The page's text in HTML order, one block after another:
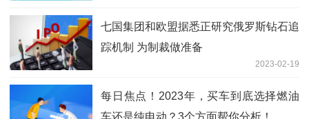
七国集团和欧盟据悉正研究俄罗斯钻石追
踪机制 为制裁做准备
2023-02-19
每日焦点！2023年，买车到底选择燃油
车还是纯电动？3个方面帮你分析！